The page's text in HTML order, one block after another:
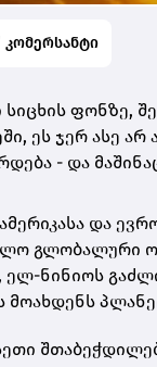
კომერსანტი
ფონზე,
ეს ჯერ ასე
- და
და
გლობალური
ნინიოს
მოახდენს